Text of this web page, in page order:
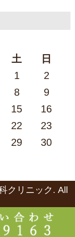
土
日
1
2
8
9
15
16
22
23
29
30
クリニック . All